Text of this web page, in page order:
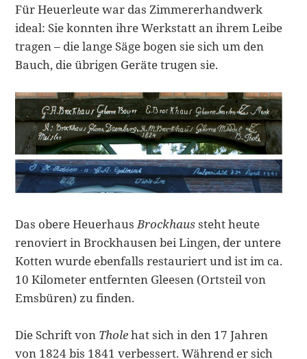
Für Heuerleute war das Zimmererhandwerk
ideal: Sie konnten ihre Werkstatt an ihrem Leibe
tragen – die lange Säge bogen sie sich um den
Bauch, die übrigen Geräte trugen sie.
Das obere HeuerhausBrockhaussteht heute
renoviert in Brockhausen bei Lingen, der untere
Kotten wurde ebenfalls restauriert und ist im ca.
10 Kilometer entfernten Gleesen (Ortsteil von
Emsbüren) zu finden.
Die Schrift von Tholehat sich in den 17 Jahren
von 1824 bis 1841 verbessert. Während er sich